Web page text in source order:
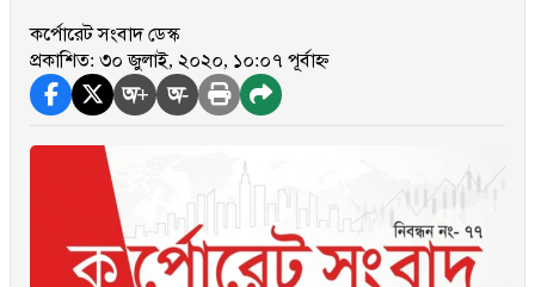
কর্পোরেট সংবাদ ডেস্ক
প্রকাশিত: ৩০ জুলাই, ২০২০, ১০:০৭ পূর্বাহ্ন
অ+ অ-